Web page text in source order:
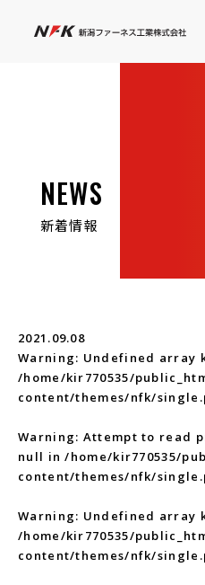
NEWS
新着情報
2021.09.08
Warning: Undefined array
/home/kir770535/
content/themes/nfk/
Warning: Attempt to read
null in/home/kir770535/
content/themes/nfk/
Warning: Undefined array
/home/kir770535/
content/themes/nfk/